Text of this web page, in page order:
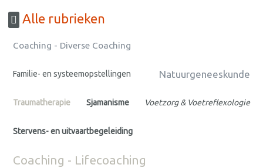
Alle rubrieken
Coaching - Diverse Coaching
Familie- en systeemopstellingen Natuurgeneeskunde
Traumatherapie Sjamanisme Voetzorg & Voetreflexologie
Stervens- en uitvaartbegeleiding
Coaching - Lifecoaching